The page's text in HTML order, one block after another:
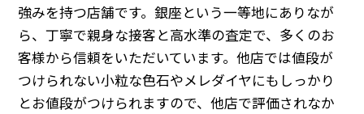
強みを持つ店舗です。銀座という一等地にありなが
ら、丁寧で親身な接客と高水準の査定で、多くのお
客様から信頼をいただいています。他店では値段が
つけられない小粒な色石やメレダイヤにもしっかり
とお値段がつけられますので、他店で評価されなか